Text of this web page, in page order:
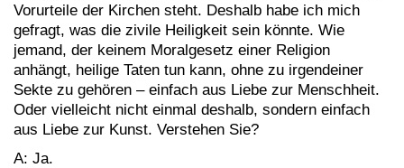
Vorurteile der Kirchen steht. Deshalb habe ich mich
gefragt, was die zivile Heiligkeit sein könnte. Wie
jemand, der keinem Moralgesetz einer Religion
anhängt, heilige Taten tun kann, ohne zu irgendeiner
Sekte zu gehören – einfach aus Liebe zur Menschheit.
Oder vielleicht nicht einmal deshalb, sondern einfach
aus Liebe zur Kunst. Verstehen Sie?
A: Ja.